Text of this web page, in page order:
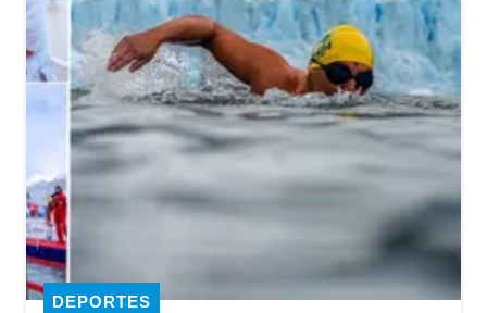
DEPORTES